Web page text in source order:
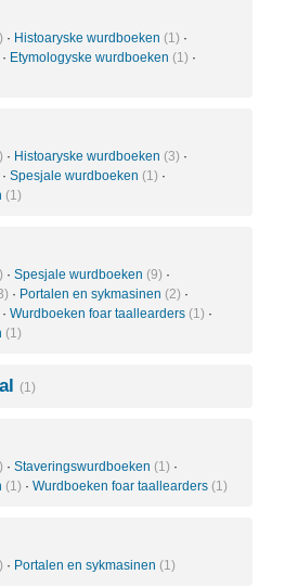
· Histoaryske wurdboeken (1) ·
· Etymologyske wurdboeken (1) ·
· Histoaryske wurdboeken (3) ·
· Spesjale wurdboeken (1) ·
(1)
· Spesjale wurdboeken (9) ·
· Portalen en sykmasinen (2) ·
· Wurdboeken foar taallearders (1) ·
(1)
(1)
· Staveringswurdboeken (1) ·
(1) · Wurdboeken foar taallearders (1)
· Portalen en sykmasinen (1)